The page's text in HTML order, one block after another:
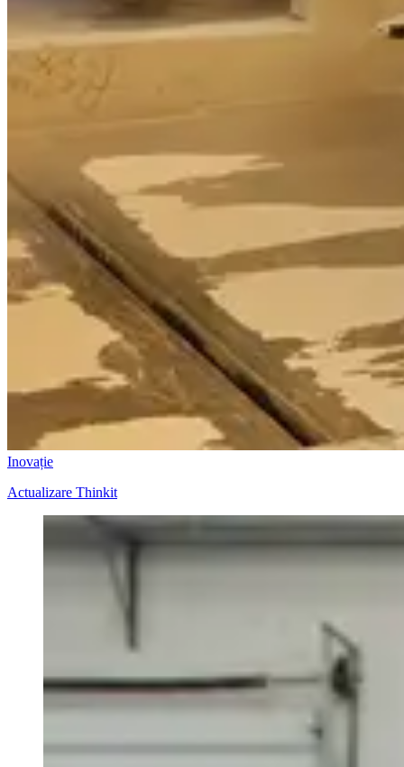
Inovație
Actualizare Thinkit